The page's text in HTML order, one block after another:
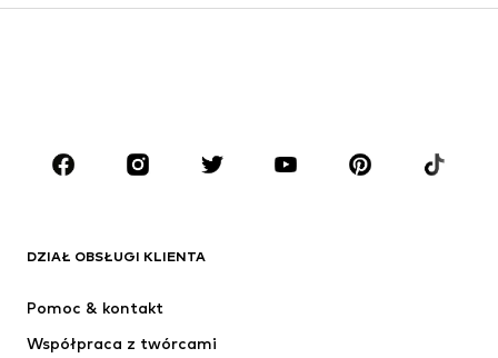
MARKI
Next
NAME IT
DZIAŁ OBSŁUGI KLIENTA
Pomoc & kontakt
Współpraca z twórcami